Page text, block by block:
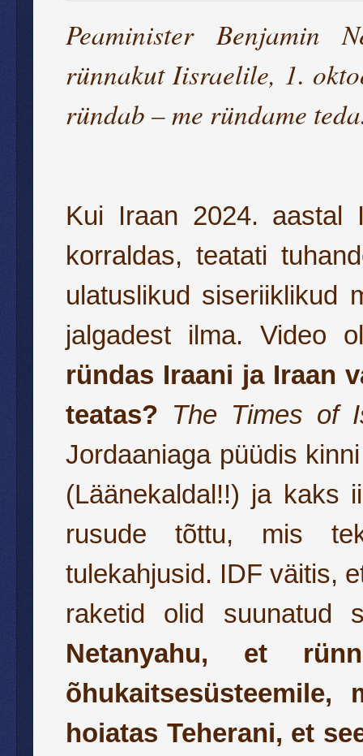
Peaminister Benjamin
rünnakut Iisraelile, 1.
ründab – me ründame
Kui Iraan 2024. aastal
korraldas, teatati
ulatuslikud siseriiklikud
jalgadest ilma. Video
ründas Iraani ja Iraan
teatas? The Times of
Jordaaniaga püüdis
(Läänekaldal!!) ja kaks
rusude tõttu, mis
tulekahjusid. IDF väitis,
raketid olid suunatud
Netanyahu, et
hoiatas Teherani, et